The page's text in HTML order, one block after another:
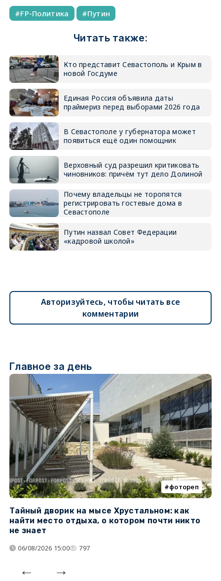
FP-Политика Путин
Читать также:
Кто представит Севастополь и Крым в
новой Госдуме
Единая Россия объявила даты
праймериз перед выборами 2026 года
В Севастополе у губернатора может
появиться ещё один помощник
Верховный суд разрешил критиковать
чиновников: причём тут дело Долиной
Почему владельцы не торопятся
регистрировать гостевые дома в
Севастополе
Путин назвал Совет Федерации
«кадровой школой»
Авторизуйтесь, чтобы читать все
комментарии
Главное за день
фотореп
Тайный дворик на мысе Хрустальном: как
найти место отдыха, о котором почти никто
не знает
06/08/2026 15:00 797